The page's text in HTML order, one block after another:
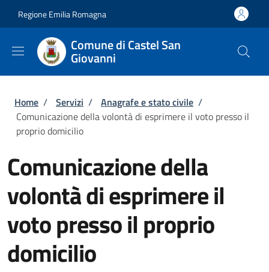
Regione Emilia Romagna
Comune di Castel San
Giovanni
Briciole di pane
Home / Servizi / Anagrafe e stato civile /
Comunicazione della volontà di esprimere il voto presso il
proprio domicilio
Comunicazione della
volontà di esprimere il
voto presso il proprio
domicilio